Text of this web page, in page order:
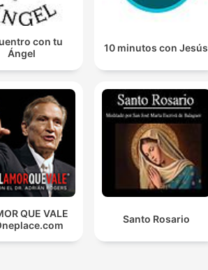
con tu
Ángel
10 minutos con Jesús
QUE VALE
Santo Rosario